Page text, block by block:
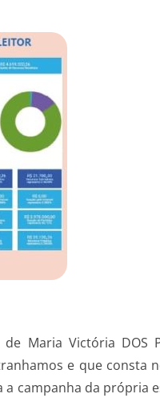
Victória DOS
e que consta
campanha da própria